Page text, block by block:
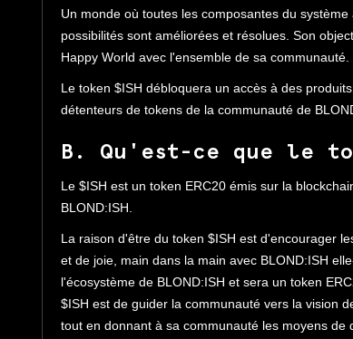
Un monde où toutes les composantes du
possibilités sont améliorées et résolues. Son
Happy World avec l'ensemble de sa communauté.
Le token $ISH débloquera un accès à des
détenteurs de tokens de la communauté de
B. Qu'est-ce que le
Le $ISH est un token ERC20 émis sur la
BLOND:ISH.
La raison d'être du token $ISH est d'encourager
et de joie, main dans la main avec BLOND:ISH
l'écosystème de BLOND:ISH et sera un token
$ISH est de guider la communauté vers la vision
tout en donnant à sa communauté les moyens de